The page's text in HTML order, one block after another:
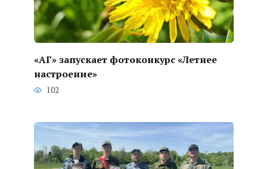
«АГ» запускает фотоконкурс «Летнее
настроение»
102